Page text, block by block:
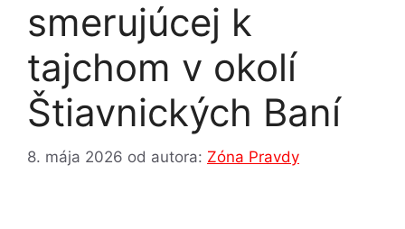
smerujúcej k
tajchom v okolí
Štiavnických Baní
8. mája 2026 od autora: Zóna Pravdy